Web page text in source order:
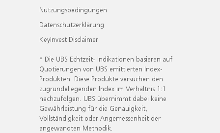
Nutzungsbedingungen
Datenschutzerklärung
KeyInvest Disclaimer
* Die UBS Echtzeit- Indikationen basieren auf
Quotierungen von UBS emittierten Index-
Produkten. Diese Produkte versuchen den
zugrundeliegenden Index im Verhältnis 1:1
nachzufolgen. UBS übernimmt dabei keine
Gewährleistung für die Genauigkeit,
Vollständigkeit oder Angemessenheit der
angewandten Methodik.